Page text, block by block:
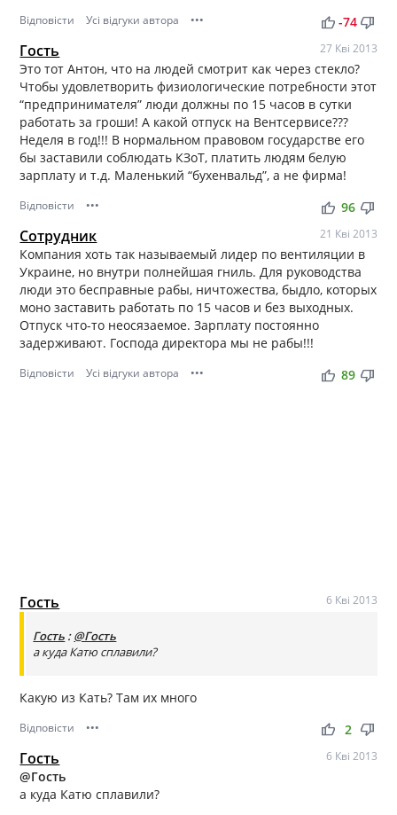
Відповісти Усі відгуки автора ••• thumb_up thumb_down
-74
Гость 27 Кві 2013
Это тот Антон, что на людей смотрит как через стекло?
Чтобы удовлетворить физиологические потребности этот
“предпринимателя” люди должны по 15 часов в сутки
работать за гроши! А какой отпуск на Вентсервисе???
Неделя в год!!! В нормальном правовом государстве его
бы заставили соблюдать КЗоТ, платить людям белую
зарплату и т.д. Маленький “бухенвальд”, а не фирма!
Відповісти ••• thumb_up thumb_down
96
Сотрудник 21 Кві 2013
Компания хоть так называемый лидер по вентиляции в
Украине, но внутри полнейшая гниль. Для руководства
люди это бесправные рабы, ничтожества, быдло, которых
моно заставить работать по 15 часов и без выходных.
Отпуск что-то неосязаемое. Зарплату постоянно
задерживают. Господа директора мы не рабы!!!
Відповісти Усі відгуки автора ••• thumb_up thumb_down
89
Гость 6 Кві 2013
Гость : @Гость
а куда Катю сплавили?
Какую из Кать? Там их много
Відповісти ••• thumb_up thumb_down
2
Гость 6 Кві 2013
@Гость
а куда Катю сплавили?